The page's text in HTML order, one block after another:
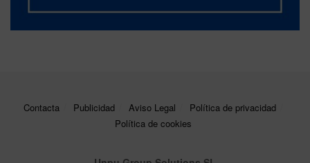
Contacta Publicidad Aviso Legal
Política de privacidad
Política de cookies